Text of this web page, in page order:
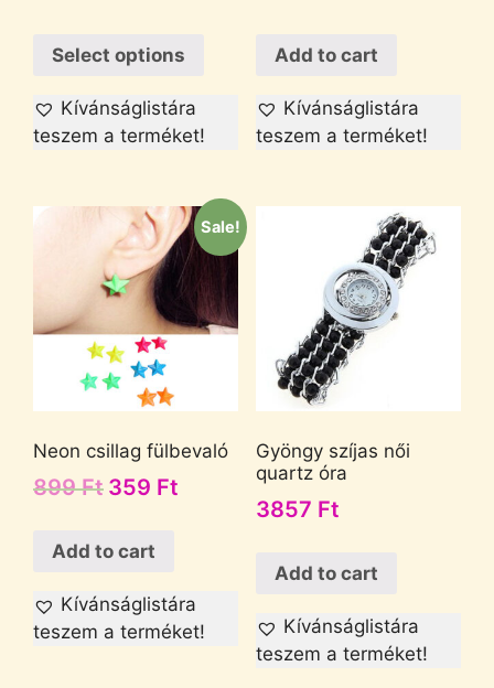
Select options
Kívánságlistára
teszem a terméket!
Add to cart
Kívánságlistára
teszem a terméket!
Sale!
Neon csillag fülbevaló
899Ft 359 Ft
Add to cart
Kívánságlistára
teszem a terméket!
Gyöngy szíjas női
quartz óra
3857 Ft
Add to cart
Kívánságlistára
teszem a terméket!